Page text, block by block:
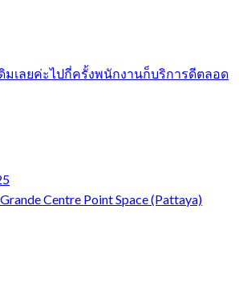
มเลยค่ะไปกี่ครั้งพนักงานก็บริการดีตลอด
Centre Point Space (Pattaya)